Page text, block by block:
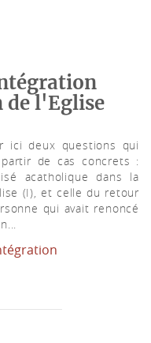
de l'Eglise
ici deux questions qui
de cas concrets :
acatholique dans la
(I), et celle du retour
qui avait renoncé